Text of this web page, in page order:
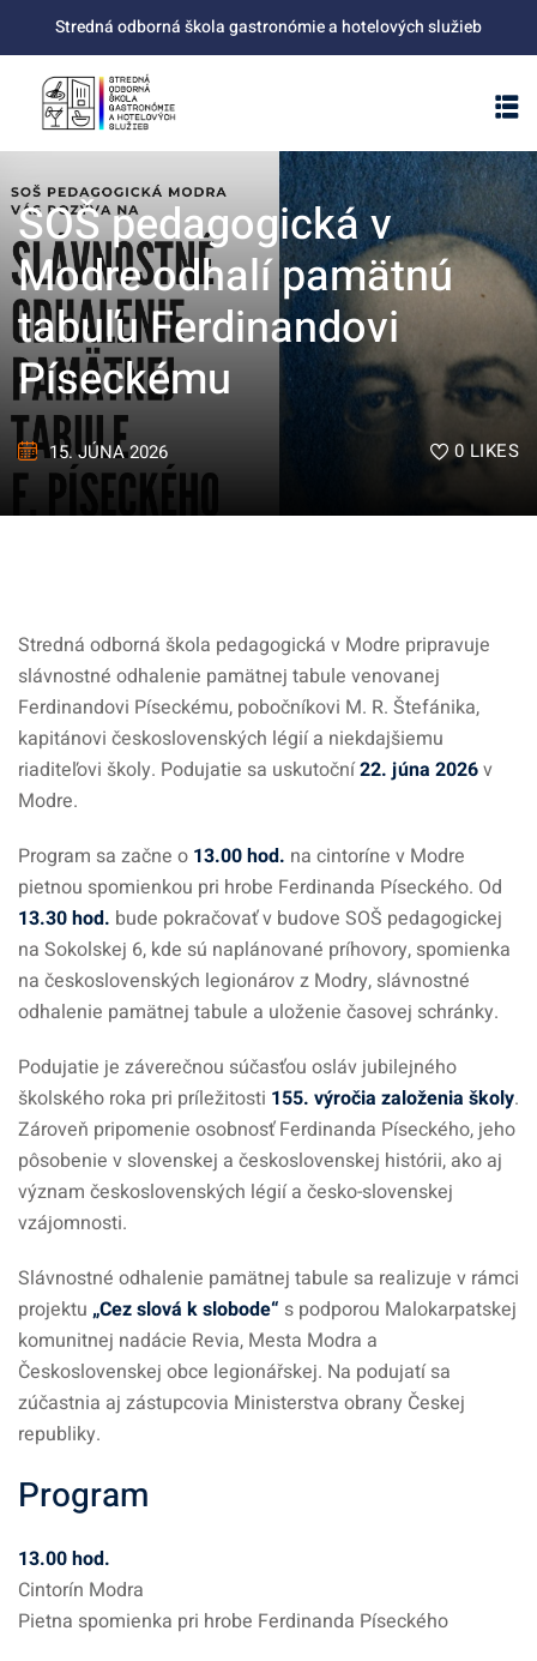
content
Stredná odborná škola gastronómie a hotelových služieb
SOŠ pedagogická v
Modre odhalí pamätnú
tabuľu Ferdinandovi
Píseckému
15. JÚNA 2026 0 LIKES
Stredná odborná škola pedagogická v Modre pripravuje
slávnostné odhalenie pamätnej tabule venovanej
Ferdinandovi Píseckému, pobočníkovi M. R. Štefánika,
kapitánovi československých légií a niekdajšiemu
riaditeľovi školy. Podujatie sa uskutoční22. júna 2026v
Modre.
Program sa začne o 13.00 hod. na cintoríne v Modre
pietnou spomienkou pri hrobe Ferdinanda Píseckého. Od
13.30 hod. bude pokračovať v budove SOŠ pedagogickej
na Sokolskej 6, kde sú naplánované príhovory, spomienka
na československých legionárov z Modry, slávnostné
odhalenie pamätnej tabule a uloženie časovej schránky.
Podujatie je záverečnou súčasťou osláv jubilejného
školského roka pri príležitosti 155. výročia založenia školy.
Zároveň pripomenie osobnosť Ferdinanda Píseckého, jeho
pôsobenie v slovenskej a československej histórii, ako aj
význam československých légií a česko-slovenskej
vzájomnosti.
Slávnostné odhalenie pamätnej tabule sa realizuje v rámci
projektu „Cez slová k slobode“ s podporou Malokarpatskej
komunitnej nadácie Revia, Mesta Modra a
Československej obce legionářskej. Na podujatí sa
zúčastnia aj zástupcovia Ministerstva obrany Českej
republiky.
Program
13.00 hod.
Cintorín Modra
Pietna spomienka pri hrobe Ferdinanda Píseckého